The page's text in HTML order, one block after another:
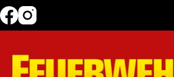
Zum
Inhalt